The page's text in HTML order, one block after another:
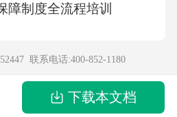
障制度全流程培训
联系电话:400-852-1180
下载本文档